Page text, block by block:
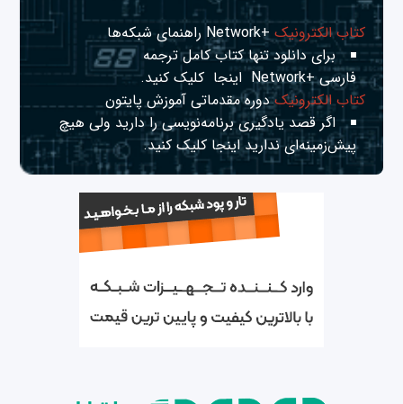
کتاب الکترونیک+Network راهنمای شبکه‌ها
برای دانلود تنها کتاب کامل ترجمه
فارسی +Network
اینجا کلیک کنید.
کتاب الکترونیکدوره مقدماتی آموزش پایتون
اگر قصد یادگیری برنامه‌نویسی را دارید ولی هیچ
پیش‌زمینه‌ای نداریداینجا کلیک کنید.